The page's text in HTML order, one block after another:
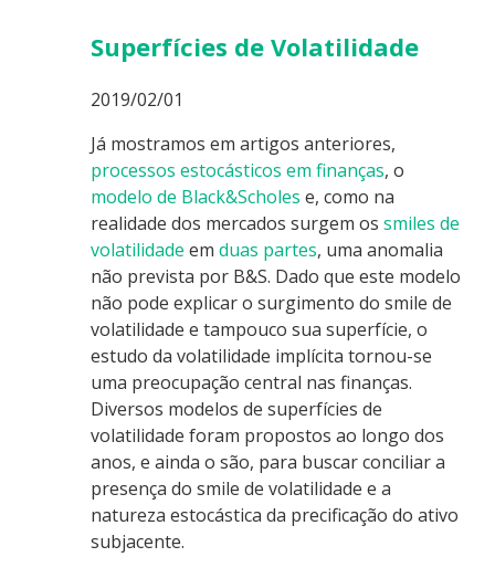
Superfícies de Volatilidade
2019/02/01
Já mostramos em artigos anteriores,
processos estocásticos em finanças, o
modelo de Black&Scholes e, como na
realidade dos mercados surgem ossmiles de
volatilidade emduas partes, uma anomalia
não prevista por B&S. Dado que este modelo
não pode explicar o surgimento do smile de
volatilidade e tampouco sua superfície, o
estudo da volatilidade implícita tornou-se
uma preocupação central nas finanças.
Diversos modelos de superfícies de
volatilidade foram propostos ao longo dos
anos, e ainda o são, para buscar conciliar a
presença do smile de volatilidade e a
natureza estocástica da precificação do ativo
subjacente.